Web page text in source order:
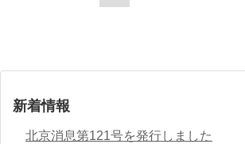
新着情報
北京消息第121号を発行しました